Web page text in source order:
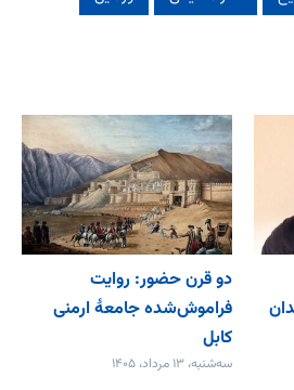
دو قرن حضور: روایت
فراموش‌شده جامعۀ ارمنی
کابل
سه‌شنبه، ۱۳ مرداد، ۱۴۰۵